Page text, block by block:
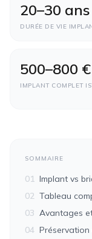
20–30 ans
DURÉE DE VIE
500–800 €
IMPLANT COMPLET
SOMMAIRE
01 Implant vs
02 Tableau
03 Avantages
04 Préservation